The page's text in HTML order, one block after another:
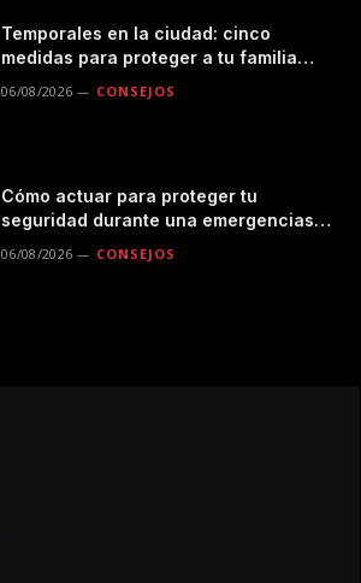
Temporales en la ciudad: cinco
medidas para proteger a tu familia
06/08/2026 CONSEJOS
Cómo actuar para proteger tu
seguridad durante una emergencias
06/08/2026 CONSEJOS